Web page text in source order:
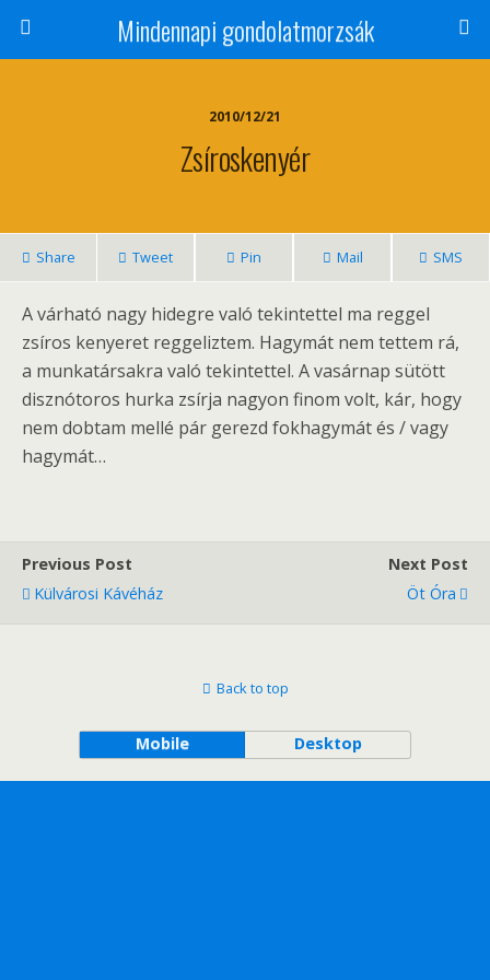
Mindennapi gondolatmorzsák
2010/12/21
Zsíroskenyér
Share Tweet Pin Mail SMS
A várható nagy hidegre való tekintettel ma reggel
zsíros kenyeret reggeliztem. Hagymát nem tettem rá,
a munkatársakra való tekintettel. A vasárnap sütött
disznótoros hurka zsírja nagyon finom volt, kár, hogy
nem dobtam mellé pár gerezd fokhagymát és / vagy
hagymát…
Previous Post
Külvárosi Kávéház
Next Post
Öt Óra
Back to top
Mobile Desktop